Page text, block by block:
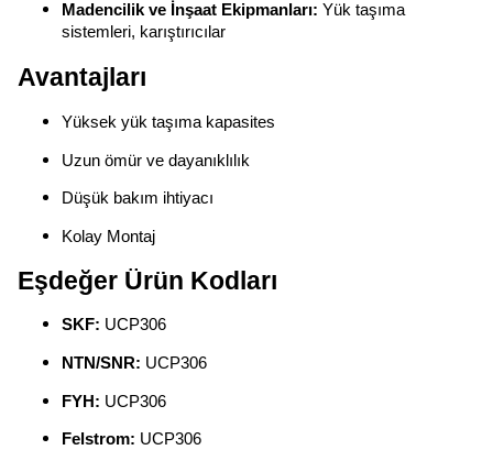
Madencilik ve İnşaat Ekipmanları: Yük taşıma
sistemleri, karıştırıcılar
Avantajları
Yüksek yük taşıma kapasites
Uzun ömür ve dayanıklılık
Düşük bakım ihtiyacı
Kolay Montaj
Eşdeğer Ürün Kodları
SKF: UCP306
NTN/SNR: UCP306
FYH: UCP306
Felstrom: UCP306